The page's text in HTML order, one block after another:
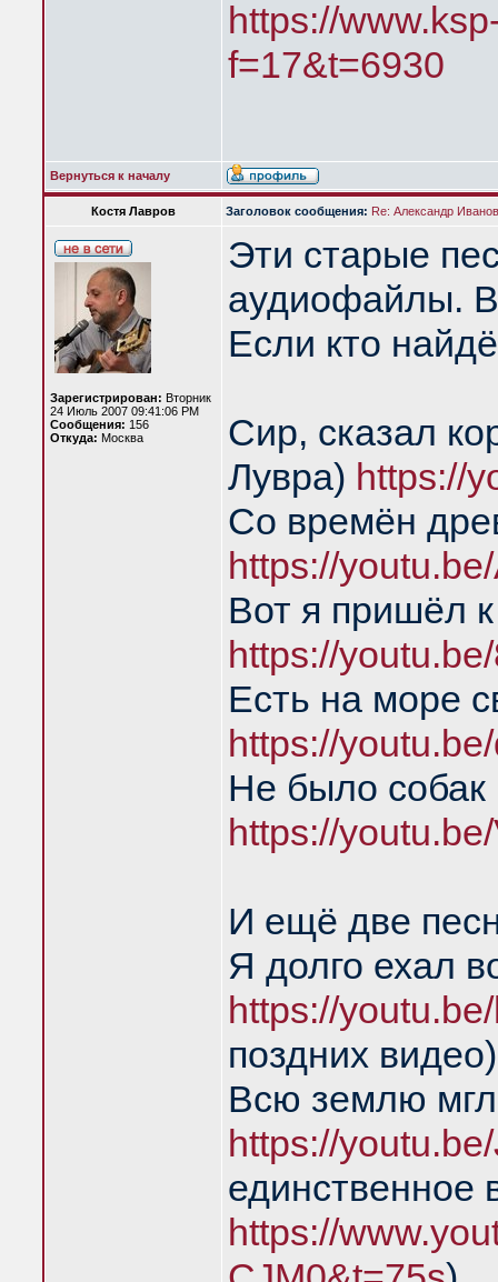
https://
f=17&t=6930
Вернуться к началу
Костя Лавров Заголовок сообщения: Re: Александр
Зарегистрирован: Вторник
24 Июль 2007 09:41:06 PM
Сообщения: 156
Откуда: Москва
Эти старые
аудиофайлы.
Если кто
Сир, сказал
Лувра) https://
Со времён
https://
Вот я пришёл
https://
Есть на море
https://
Не было собак
https://
И ещё две
Я долго ехал
https://
поздних видео)
Всю землю
https://
единственное
https://